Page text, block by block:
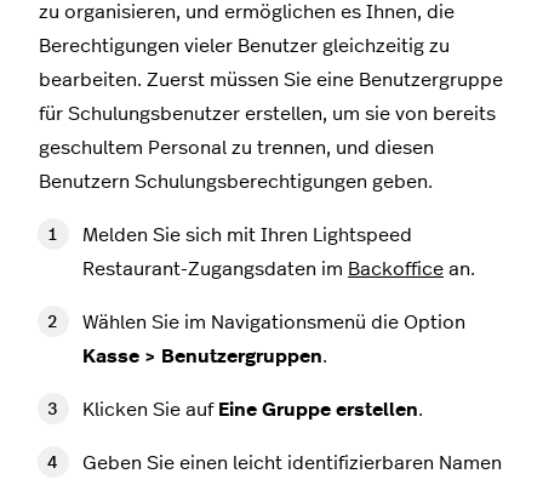
zu organisieren, und ermöglichen es Ihnen, die
Berechtigungen vieler Benutzer gleichzeitig zu
bearbeiten. Zuerst müssen Sie eine Benutzergruppe
für Schulungsbenutzer erstellen, um sie von bereits
geschultem Personal zu trennen, und diesen
Benutzern Schulungsberechtigungen geben.
Melden Sie sich mit Ihren Lightspeed
Restaurant-Zugangsdaten im Backoffice an.
Wählen Sie im Navigationsmenü die Option
Kasse > Benutzergruppen.
Klicken Sie auf Eine Gruppe erstellen.
Geben Sie einen leicht identifizierbaren Namen